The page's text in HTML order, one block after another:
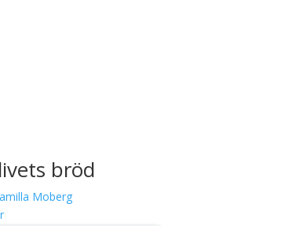
bröd
Moberg